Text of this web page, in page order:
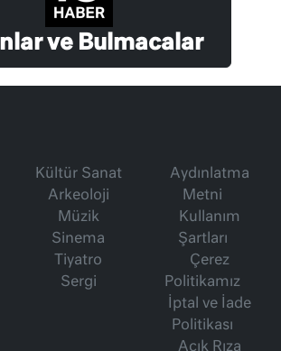
ve Bulmacalar
Kültür Sanat
Arkeoloji
Müzik
Sinema
Tiyatro
Sergi
Aydınlatma
Metni
Kullanım
Şartları
Çerez
Politikamız
İptal ve İade
Politikası
Açık Rıza